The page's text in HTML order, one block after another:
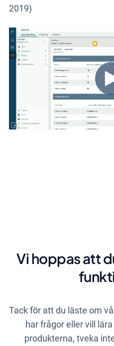
2019)
Vi hoppas att
Tack för att du läste om
har frågor eller vill
produkterna, tveka